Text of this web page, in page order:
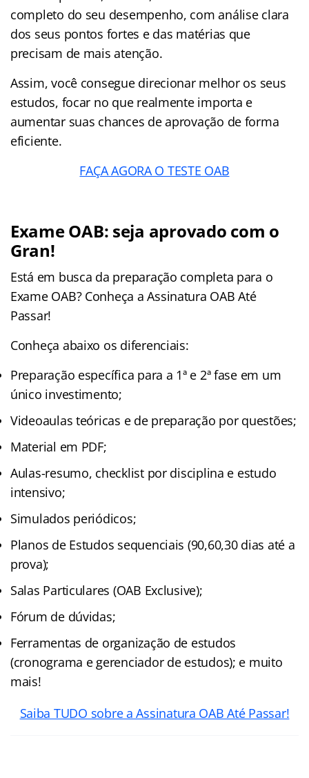
completo do seu desempenho, com análise clara
dos seus pontos fortes e das matérias que
precisam de mais atenção.
Assim, você consegue direcionar melhor os seus
estudos, focar no que realmente importa e
aumentar suas chances de aprovação de forma
eficiente.
FAÇA AGORA O TESTE OAB
Exame OAB: seja aprovado com o
Gran!
Está em busca da preparação completa para o
Exame OAB? Conheça a Assinatura OAB Até
Passar!
Conheça abaixo os diferenciais:
Preparação específica para a 1ª e 2ª fase em um
único investimento;
Videoaulas teóricas e de preparação por questões;
Material em PDF;
Aulas-resumo, checklist por disciplina e estudo
intensivo;
Simulados periódicos;
Planos de Estudos sequenciais (90,60,30 dias até a
prova);
Salas Particulares (OAB Exclusive);
Fórum de dúvidas;
Ferramentas de organização de estudos
(cronograma e gerenciador de estudos); e muito
mais!
Saiba TUDO sobre a Assinatura OAB Até Passar!